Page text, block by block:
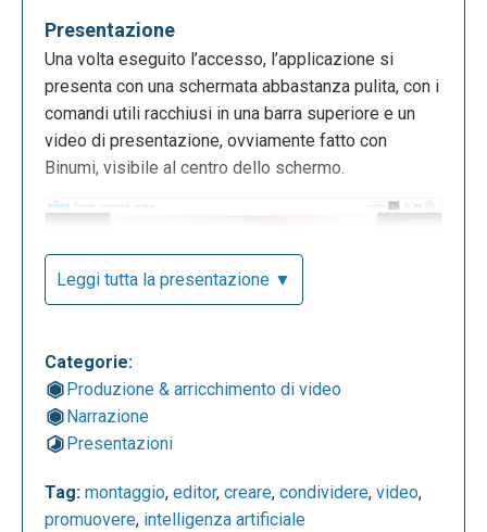
Presentazione
Una volta eseguito l’accesso, l’applicazione si
presenta con una schermata abbastanza pulita, con i
comandi utili racchiusi in una barra superiore e un
video di presentazione, ovviamente fatto con
Binumi, visibile al centro dello schermo.
Nella dashboard saranno visibili i propri elaborati,
racchiusi in un “video wall”.
Leggi tutta la presentazione ▼
Categorie:
Produzione & arricchimento di video
Narrazione
Presentazioni
Tag: montaggio, editor, creare, condividere, video,
promuovere, intelligenza artificiale